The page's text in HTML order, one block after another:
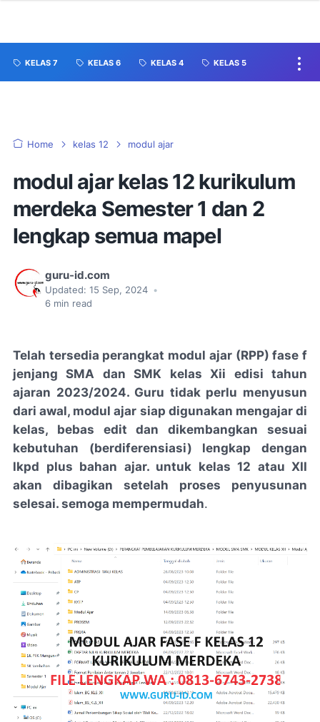
KELAS 7 KELAS 6 KELAS 4 KELAS 5
Home kelas 12 modul ajar
modul ajar kelas 12 kurikulum
merdeka Semester 1 dan 2
lengkap semua mapel
guru-id.com
Updated: 15 Sep, 2024 •
6 min read
Telah tersedia perangkat modul ajar (RPP) fase f
jenjang SMA dan SMK kelas Xii edisi tahun
ajaran 2023/2024. Guru tidak perlu menyusun
dari awal, modul ajar siap digunakan mengajar di
kelas, bebas edit dan dikembangkan sesuai
kebutuhan (berdiferensiasi) lengkap dengan
lkpd plus bahan ajar. untuk kelas 12 atau XII
akan dibagikan setelah proses penyusunan
selesai. semoga mempermudah.